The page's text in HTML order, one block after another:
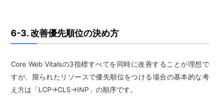
6-3. 改善優先順位の決め方
Core Web Vitalsの3指標すべてを同時に改善することが理想で
すが、限られたリソースで優先順位をつける場合の基本的な考
え方は「LCP→CLS→INP」の順序です。